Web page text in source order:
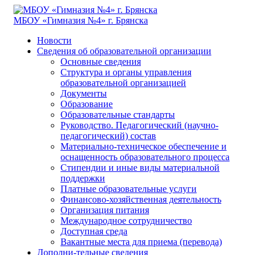
МБОУ «Гимназия №4» г. Брянска
Новости
Сведения об образовательной организации
Основные сведения
Структура и органы управления
образовательной организацией
Документы
Образование
Образовательные стандарты
Руководство. Педагогический (научно-
педагогический) состав
Материально-техническое обеспечение и
оснащенность образовательного процесса
Стипендии и иные виды материальной
поддержки
Платные образовательные услуги
Финансово-хозяйственная деятельность
Организация питания
Международное сотрудничество
Доступная среда
Вакантные места для приема (перевода)
Дополни-тельные сведения